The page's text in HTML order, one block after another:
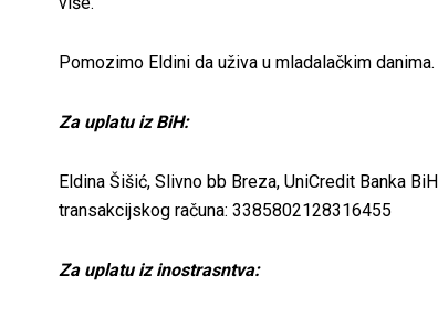
Pomozimo Eldini da uživa u mladalačkim danima.
Za uplatu iz BiH:
Eldina Šišić, Slivno bb Breza, UniCredit Banka
transakcijskog računa: 3385802128316455
Za uplatu iz inostrasntva: